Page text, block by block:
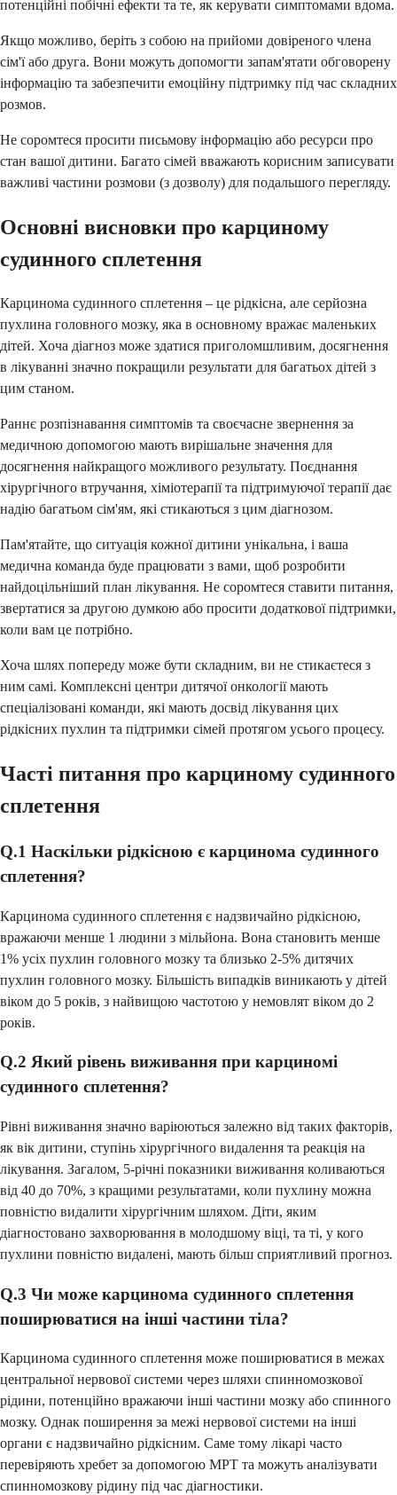
потенційні побічні ефекти та те, як керувати симптомами вдома.
Якщо можливо, беріть з собою на прийоми довіреного члена
сім'ї або друга. Вони можуть допомогти запам'ятати обговорену
інформацію та забезпечити емоційну підтримку під час складних
розмов.
Не соромтеся просити письмову інформацію або ресурси про
стан вашої дитини. Багато сімей вважають корисним записувати
важливі частини розмови (з дозволу) для подальшого перегляду.
Основні висновки про карциному
судинного сплетення
Карцинома судинного сплетення – це рідкісна, але серйозна
пухлина головного мозку, яка в основному вражає маленьких
дітей. Хоча діагноз може здатися приголомшливим, досягнення
в лікуванні значно покращили результати для багатьох дітей з
цим станом.
Раннє розпізнавання симптомів та своєчасне звернення за
медичною допомогою мають вирішальне значення для
досягнення найкращого можливого результату. Поєднання
хірургічного втручання, хіміотерапії та підтримуючої терапії дає
надію багатьом сім'ям, які стикаються з цим діагнозом.
Пам'ятайте, що ситуація кожної дитини унікальна, і ваша
медична команда буде працювати з вами, щоб розробити
найдоцільніший план лікування. Не соромтеся ставити питання,
звертатися за другою думкою або просити додаткової підтримки,
коли вам це потрібно.
Хоча шлях попереду може бути складним, ви не стикаєтеся з
ним самі. Комплексні центри дитячої онкології мають
спеціалізовані команди, які мають досвід лікування цих
рідкісних пухлин та підтримки сімей протягом усього процесу.
Часті питання про карциному судинного
сплетення
Q.1 Наскільки рідкісною є карцинома судинного
сплетення?
Карцинома судинного сплетення є надзвичайно рідкісною,
вражаючи менше 1 людини з мільйона. Вона становить менше
1% усіх пухлин головного мозку та близько 2-5% дитячих
пухлин головного мозку. Більшість випадків виникають у дітей
віком до 5 років, з найвищою частотою у немовлят віком до 2
років.
Q.2 Який рівень виживання при карциномі
судинного сплетення?
Рівні виживання значно варіюються залежно від таких факторів,
як вік дитини, ступінь хірургічного видалення та реакція на
лікування. Загалом, 5-річні показники виживання коливаються
від 40 до 70%, з кращими результатами, коли пухлину можна
повністю видалити хірургічним шляхом. Діти, яким
діагностовано захворювання в молодшому віці, та ті, у кого
пухлини повністю видалені, мають більш сприятливий прогноз.
Q.3 Чи може карцинома судинного сплетення
поширюватися на інші частини тіла?
Карцинома судинного сплетення може поширюватися в межах
центральної нервової системи через шляхи спинномозкової
рідини, потенційно вражаючи інші частини мозку або спинного
мозку. Однак поширення за межі нервової системи на інші
органи є надзвичайно рідкісним. Саме тому лікарі часто
перевіряють хребет за допомогою МРТ та можуть аналізувати
спинномозкову рідину під час діагностики.